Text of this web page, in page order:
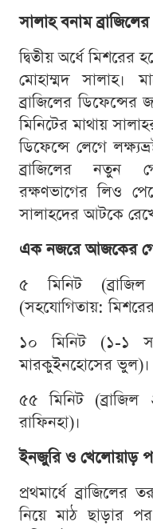
সালাহ বনাম
দ্বিতীয় অর্ধে মিশরের
মোহাম্মদ সালাহ।
ব্রাজিলের
মিনিটের মাথায়
ডিফেন্সে লেগে
ব্রাজিলের নতুন
রক্ষণভাগের লিও
সালাহদের আটকে
এক নজরে আজকের
৫ মিনিট
(সহযোগিতায়:
১০ মিনিট (১-১
মারকুইনহোসের ভুল)।
৫৫ মিনিট
রাফিনহা)।
ইনজুরি ও খেলোয়াড়
প্রথমার্ধে
নিয়ে মাঠ ছাড়ার